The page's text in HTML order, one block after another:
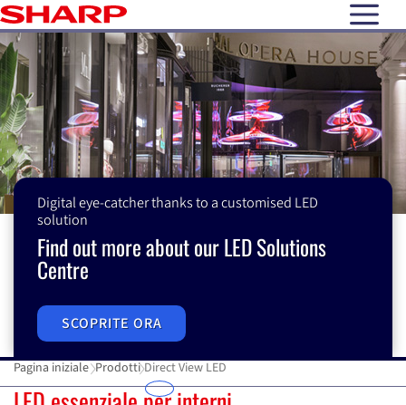
open
Digital eye-catcher thanks to a customised LED
solution
Find out more about our LED Solutions
Centre
SCOPRITE ORA
Pagina iniziale Prodotti Direct View LED